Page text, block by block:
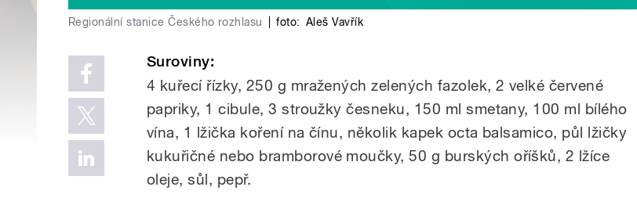
Regionální stanice Českého rozhlasu foto: Aleš Vavřík
Suroviny:
4 kuřecí řízky, 250 g mražených zelených fazolek, 2 velké červené
papriky, 1 cibule, 3 stroužky česneku, 150 ml smetany, 100 ml bílého
vína, 1 lžička koření na čínu, několik kapek octa balsamico, půl lžičky
kukuřičné nebo bramborové moučky, 50 g burských oříšků, 2 lžíce
oleje, sůl, pepř.